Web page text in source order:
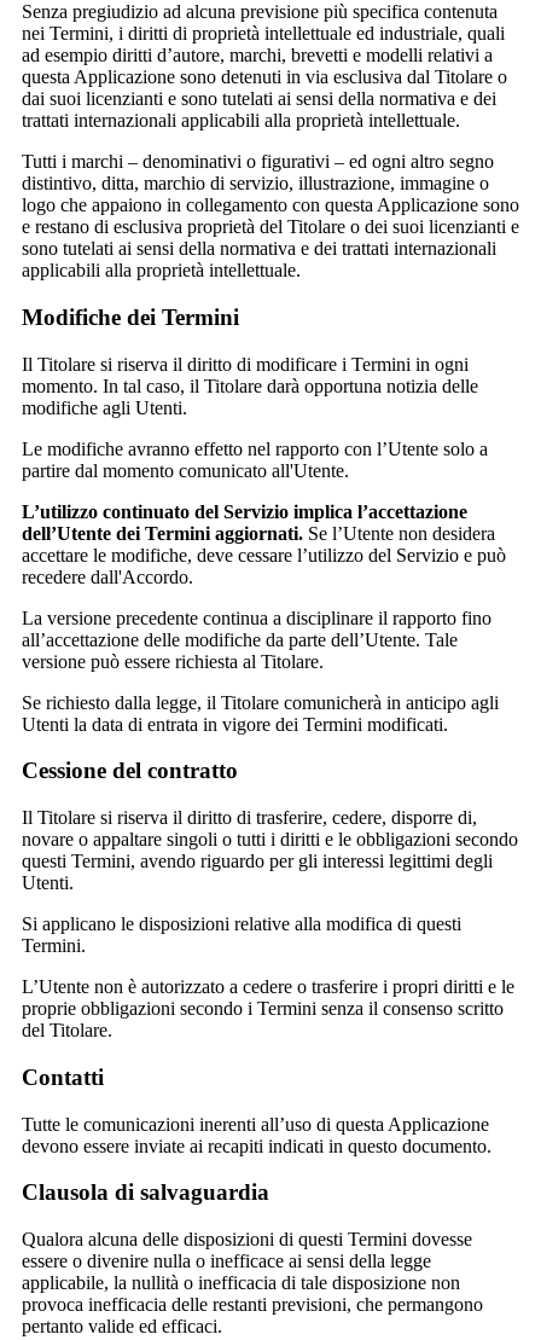
Senza pregiudizio ad alcuna previsione più specifica contenuta
nei Termini, i diritti di proprietà intellettuale ed industriale, quali
ad esempio diritti d’autore, marchi, brevetti e modelli relativi a
questa Applicazione sono detenuti in via esclusiva dal Titolare o
dai suoi licenzianti e sono tutelati ai sensi della normativa e dei
trattati internazionali applicabili alla proprietà intellettuale.
Tutti i marchi – denominativi o figurativi – ed ogni altro segno
distintivo, ditta, marchio di servizio, illustrazione, immagine o
logo che appaiono in collegamento con questa Applicazione sono
e restano di esclusiva proprietà del Titolare o dei suoi licenzianti e
sono tutelati ai sensi della normativa e dei trattati internazionali
applicabili alla proprietà intellettuale.
Modifiche dei Termini
Il Titolare si riserva il diritto di modificare i Termini in ogni
momento. In tal caso, il Titolare darà opportuna notizia delle
modifiche agli Utenti.
Le modifiche avranno effetto nel rapporto con l’Utente solo a
partire dal momento comunicato all'Utente.
L’utilizzo continuato del Servizio implica l’accettazione
dell’Utente dei Termini aggiornati. Se l’Utente non desidera
accettare le modifiche, deve cessare l’utilizzo del Servizio e può
recedere dall'Accordo.
La versione precedente continua a disciplinare il rapporto fino
all’accettazione delle modifiche da parte dell’Utente. Tale
versione può essere richiesta al Titolare.
Se richiesto dalla legge, il Titolare comunicherà in anticipo agli
Utenti la data di entrata in vigore dei Termini modificati.
Cessione del contratto
Il Titolare si riserva il diritto di trasferire, cedere, disporre di,
novare o appaltare singoli o tutti i diritti e le obbligazioni secondo
questi Termini, avendo riguardo per gli interessi legittimi degli
Utenti.
Si applicano le disposizioni relative alla modifica di questi
Termini.
L’Utente non è autorizzato a cedere o trasferire i propri diritti e le
proprie obbligazioni secondo i Termini senza il consenso scritto
del Titolare.
Contatti
Tutte le comunicazioni inerenti all’uso di questa Applicazione
devono essere inviate ai recapiti indicati in questo documento.
Clausola di salvaguardia
Qualora alcuna delle disposizioni di questi Termini dovesse
essere o divenire nulla o inefficace ai sensi della legge
applicabile, la nullità o inefficacia di tale disposizione non
provoca inefficacia delle restanti previsioni, che permangono
pertanto valide ed efficaci.